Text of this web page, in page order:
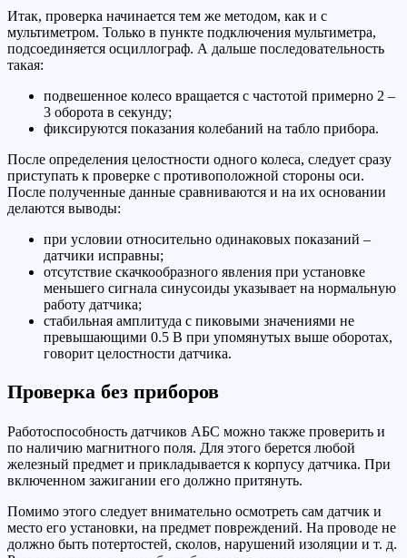
Итак, проверка начинается тем же методом, как и с
мультиметром. Только в пункте подключения мультиметра,
подсоединяется осциллограф. А дальше последовательность
такая:
подвешенное колесо вращается с частотой примерно 2 –
3 оборота в секунду;
фиксируются показания колебаний на табло прибора.
После определения целостности одного колеса, следует сразу
приступать к проверке с противоположной стороны оси.
После полученные данные сравниваются и на их основании
делаются выводы:
при условии относительно одинаковых показаний –
датчики исправны;
отсутствие скачкообразного явления при установке
меньшего сигнала синусоиды указывает на нормальную
работу датчика;
стабильная амплитуда с пиковыми значениями не
превышающими 0.5 В при упомянутых выше оборотах,
говорит целостности датчика.
Проверка без приборов
Работоспособность датчиков АБС можно также проверить и
по наличию магнитного поля. Для этого берется любой
железный предмет и прикладывается к корпусу датчика. При
включенном зажигании его должно притянуть.
Помимо этого следует внимательно осмотреть сам датчик и
место его установки, на предмет повреждений. На проводе не
должно быть потертостей, сколов, нарушений изоляции и т. д.